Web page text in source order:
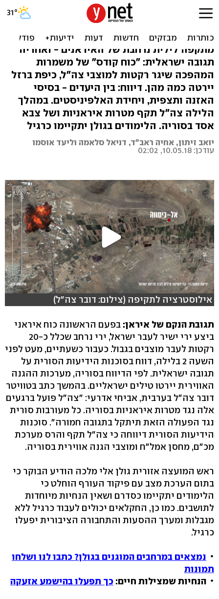
איראן שיגרה 20 רקטות לגולן,
צה"ל תוקף בסוריה
מתקפה לילית נרחבת של האיראנים - ואחריה
תגובה ישראלית: "כוח קודס" של משמרות
המהפכה שיגר רקטות למוצבי צה"ל, כיפת ברזל
יירטה כמה מהן. דיווח: בין היעדים - בסיסי
האזנה ותצפית, ויחידת האלפיניסטים. במהלך
הלילה צה"ל תקף מטרות איראניות ושל צבא
אסד בסוריה. הלימודים בגולן יתקיימו כרגיל
יואב זיתון, אחיה ראב"ד, דניאל סלאמה וליעד אוסמו
עודכן: 10.05.18, 02:02
אילוסטרציה לתקיפה (צילום: דובר צה"ל)
תגובת הנקם של איראן: בפעם הראשונה כוח איראני
ביצע ירי ישיר לעבר ישראל, ירי נרחב שכלל כ-20
רקטות לעבר מוצבים בגבול. כעבור כשעתיים, מעט לפני
השעה 2 בלילה, דווח בסוכנות הידיעות הסורית על
תגובה ישראלית. לפי הדיווח בסוריה, מערכות ההגנה
האווירית יירטו טילים ישראליים. בהמשך כתב בטוויטר
דובר צה"ל בערבית, אביחי אדרעי: "צה"ל פועל ברגעים
אלה נגד מטרות איראניות בסוריה. כל מעורבות סורית
נגד הפעולה הזאת תיתקל בתגובה חמורה". סוכנות
הידיעות הסורית דיווחה כי צה"ל תקף והרס מערכת
מכ"ם, מחסן אמל"ח ומוצבי הגנה אווירית בסוריה.
ראש המועצה אזורית גולן אלי מלכה הודיע הבוקר כי
בתום הערכת מצב עם פיקוד העורף הוחלט כי
הלימודים יתקיימו כסדרם ושאין הנחיות מיוחדות
לתושבים. כמו כן, החקלאים יכולים לעבוד כרגיל ללא
מגבלות ומערך ההסעות והתחבורה הציבורית יפעלו
כרגיל.
נמצאים במרחבים המוגנים בגולן? כתבו לנו ושלחו
תמונות
הנחיות שמצילות חיים: כך תפעלו בהישמע אזעקה